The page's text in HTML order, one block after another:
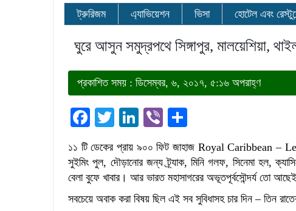
ট্রুরিজম এ্যাভিয়েশন ভিসা হোটেল এবং
ঘুরে আসুন সমুদ্রপথে সিঙ্গাপুর, মালয়েশিয়া,
প্রকাশিত সময় : ডিসেম্বর, ৬, ২০১৭, ৫:১৬ অপরাহ্ণ
Facebook
TwitterLinkedIn
Viber
১১ টি ডেকের প্রায় ৯০০ ফিট জাহাজ Royal Caribbean –
সুইমিং পুল, দৌড়ানোর জন্য ট্র্যাক, মিনি গলফ, সিনেমা হল,
বেলা বুফে খাবার। আর ভারত মহাসাগরের অভূতপূর্বসৌন্দর্য তো
সবচেয়ে অবাক করা বিষয় ছিল এই সব সুবিধাসহ চার দিন – তিন